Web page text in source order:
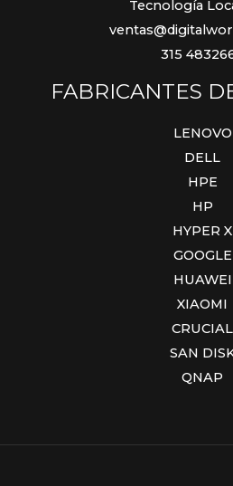
Tecnología
315
FABRICANTES
LENOVO
DELL
HPE
HP
HYPER X
GOOGLE
HUAWEI
XIAOMI
CRUCIAL
SAN
QNAP